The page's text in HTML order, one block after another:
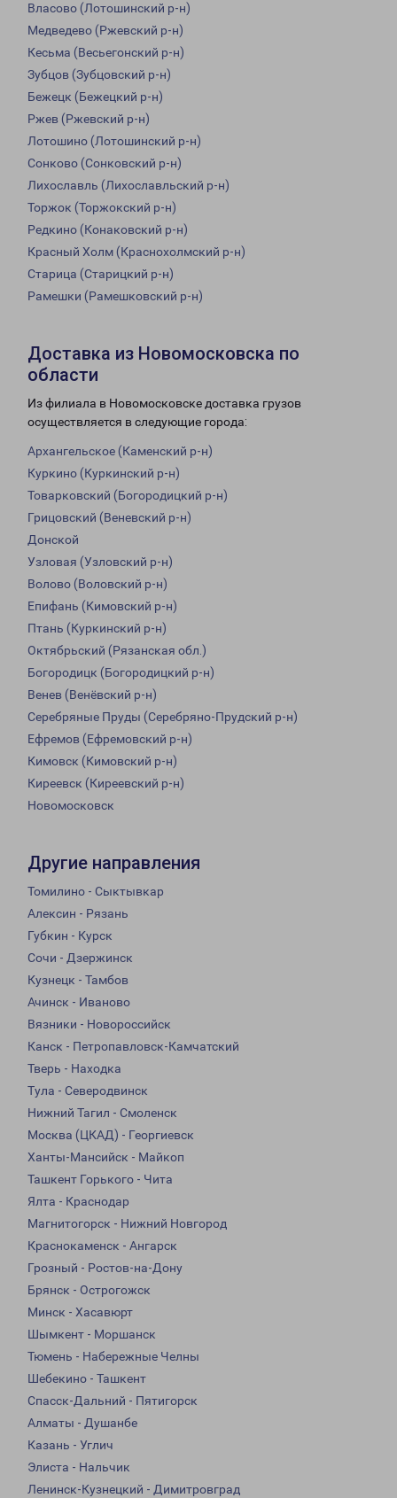
Власово (Лотошинский р-н)
Медведево (Ржевский р-н)
Кесьма (Весьегонский р-н)
Зубцов (Зубцовский р-н)
Бежецк (Бежецкий р-н)
Ржев (Ржевский р-н)
Лотошино (Лотошинский р-н)
Сонково (Сонковский р-н)
Лихославль (Лихославльский р-н)
Торжок (Торжокский р-н)
Редкино (Конаковский р-н)
Красный Холм (Краснохолмский р-н)
Старица (Старицкий р-н)
Рамешки (Рамешковский р-н)
Доставка из Новомосковска по
области
Из филиала в Новомосковске доставка грузов
осуществляется в следующие города:
Архангельское (Каменский р-н)
Куркино (Куркинский р-н)
Товарковский (Богородицкий р-н)
Грицовский (Веневский р-н)
Донской
Узловая (Узловский р-н)
Волово (Воловский р-н)
Епифань (Кимовский р-н)
Птань (Куркинский р-н)
Октябрьский (Рязанская обл.)
Богородицк (Богородицкий р-н)
Венев (Венёвский р-н)
Серебряные Пруды (Серебряно-Прудский р-н)
Ефремов (Ефремовский р-н)
Кимовск (Кимовский р-н)
Киреевск (Киреевский р-н)
Новомосковск
Другие направления
Томилино - Сыктывкар
Алексин - Рязань
Губкин - Курск
Сочи - Дзержинск
Кузнецк - Тамбов
Ачинск - Иваново
Вязники - Новороссийск
Канск - Петропавловск-Камчатский
Тверь - Находка
Тула - Северодвинск
Нижний Тагил - Смоленск
Москва (ЦКАД) - Георгиевск
Ханты-Мансийск - Майкоп
Ташкент Горького - Чита
Ялта - Краснодар
Магнитогорск - Нижний Новгород
Краснокаменск - Ангарск
Грозный - Ростов-на-Дону
Брянск - Острогожск
Минск - Хасавюрт
Шымкент - Моршанск
Тюмень - Набережные Челны
Шебекино - Ташкент
Спасск-Дальний - Пятигорск
Алматы - Душанбе
Казань - Углич
Элиста - Нальчик
Ленинск-Кузнецкий - Димитровград